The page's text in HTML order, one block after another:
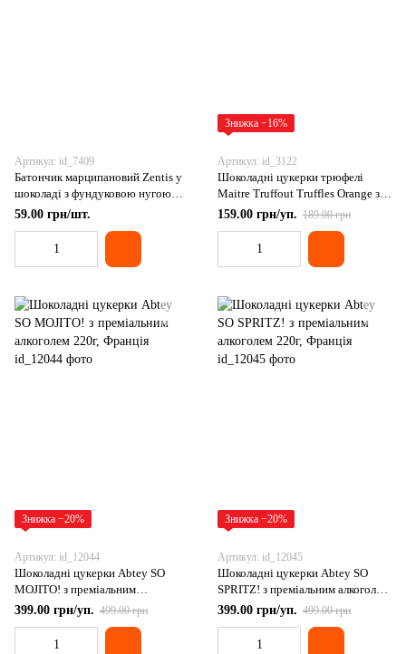
Артикул: id_7409
Батончик марципановий Zentis у
шоколаді з фундуковою нугою
40г, Німеччина
59.00 грн/шт.
Знижка −16%
Артикул: id_3122
Шоколадні цукерки трюфелі
Maitre Truffout Truffles Orange зі
смаком апельсина 200г
159.00 грн/уп. 189.00 грн
Знижка −20%
Артикул: id_12044
Шоколадні цукерки Abtey SO
MOJITO! з преміальним
алкоголем 220г, Франція
399.00 грн/уп. 499.00 грн
Знижка −20%
Артикул: id_12045
Шоколадні цукерки Abtey SO
SPRITZ! з преміальним алкоголем
220г, Франція
399.00 грн/уп. 499.00 грн